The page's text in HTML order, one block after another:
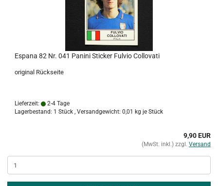
Espana 82 Nr. 041 Panini Sticker Fulvio Collovati
original Rückseite
Lieferzeit:
2-4 Tage
Lagerbestand: 1 Stück , Versandgewicht: 0,01 kg je Stück
9,90 EUR
(MwSt. inkl.) zzgl. Versand